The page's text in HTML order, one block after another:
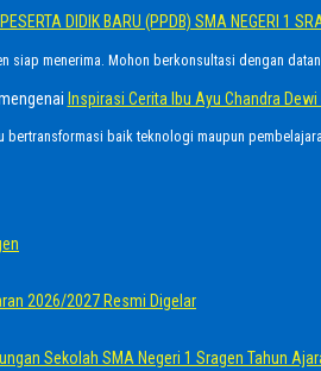
DIDIK BARU (PPDB) SMA NEGERI 1
siap menerima. Mohon berkonsultasi dengan
Inspirasi Cerita Ibu Ayu Chandra
bertransformasi baik teknologi maupun
2026/2027 Resmi Digelar
Sekolah SMA Negeri 1 Sragen Tahun